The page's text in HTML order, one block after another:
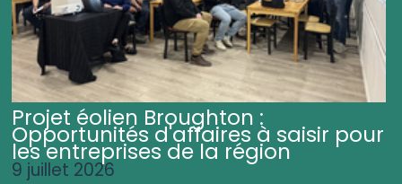
Projet éolien Broughton :
Opportunités d'affaires à saisir pour
les entreprises de la région
9 juillet 2026